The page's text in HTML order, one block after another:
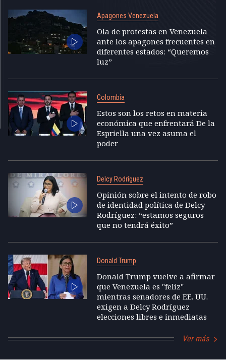
Apagones Venezuela
Ola de protestas en Venezuela
ante los apagones frecuentes en
diferentes estados: “Queremos
luz”
Colombia
Estos son los retos en materia
económica que enfrentará De la
Espriella una vez asuma el
poder
Delcy Rodríguez
Opinión sobre el intento de robo
de identidad política de Delcy
Rodríguez: “estamos seguros
que no tendrá éxito”
Donald Trump
Donald Trump vuelve a afirmar
que Venezuela es "feliz"
mientras senadores de EE. UU.
exigen a Delcy Rodríguez
elecciones libres e inmediatas
Ver más